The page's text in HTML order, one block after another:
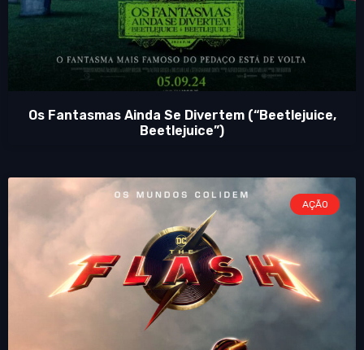
Os Fantasmas Ainda Se Divertem (“Beetlejuice,
Beetlejuice”)
AÇÃO